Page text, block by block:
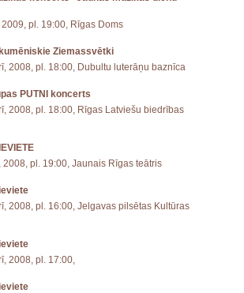
pl. 19:00, Rīgas Doms
Ziemassvētki
2008, pl. 18:00, Dubultu luterāņu baznīca
PUTNI koncerts
2008, pl. 18:00, Rīgas Latviešu biedrības
2008, pl. 19:00, Jaunais Rīgas teātris
2008, pl. 16:00, Jelgavas pilsētas Kultūras
2008, pl. 17:00,